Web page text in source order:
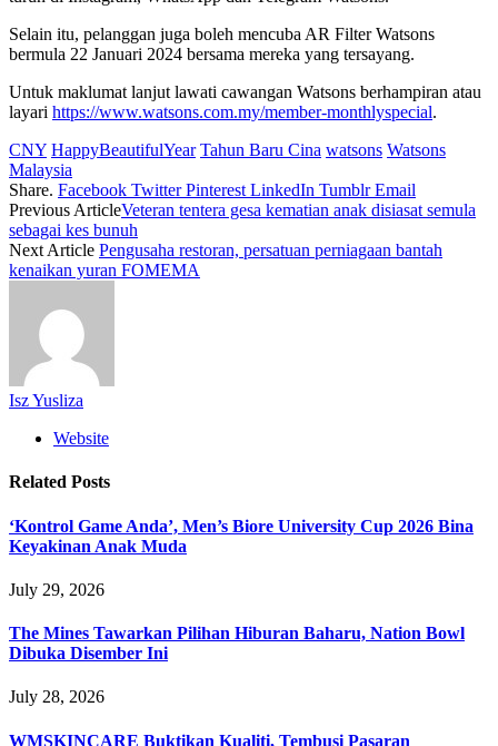
Selain itu, pelanggan juga boleh mencuba AR Filter Watsons
bermula 22 Januari 2024 bersama mereka yang tersayang.
Untuk maklumat lanjut lawati cawangan Watsons berhampiran atau
layari https://www.watsons.com.my/member-monthlyspecial.
CNY HappyBeautifulYear Tahun Baru Cina watsons Watsons
Malaysia
Share. Facebook Twitter Pinterest LinkedIn Tumblr Email
Previous ArticleVeteran tentera gesa kematian anak disiasat semula
sebagai kes bunuh
Next Article Pengusaha restoran, persatuan perniagaan bantah
kenaikan yuran FOMEMA
Isz Yusliza
Website
Related Posts
‘Kontrol Game Anda’, Men’s Biore University Cup 2026 Bina
Keyakinan Anak Muda
July 29, 2026
The Mines Tawarkan Pilihan Hiburan Baharu, Nation Bowl
Dibuka Disember Ini
July 28, 2026
WMSKINCARE Buktikan Kualiti, Tembusi Pasaran